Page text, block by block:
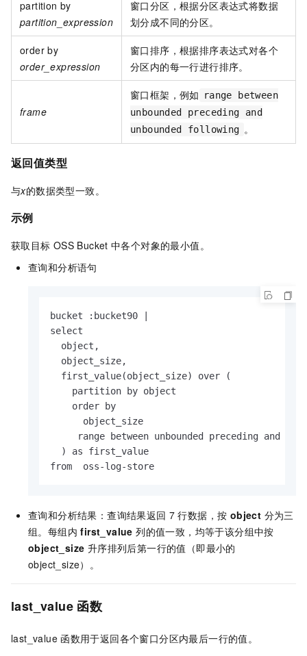
partition by
partition_expression
窗口分区，根据分区表达式将数据
划分成不同的分区。
order by
order_expression
窗口排序，根据排序表达式对各个
分区内的每一行进行排序。
frame
窗口框架，例如
range between
unbounded preceding and
unbounded following 。
返回值类型
与x的数据类型一致。
示例
获取目标 OSS Bucket 中各个对象的最小值。
查询和分析语句
bucket :bucket90 |
select
  object,
  object_size,
  first_value(object_size) over (
    partition by object
    order by
      object_size
range between unbounded preceding and
  ) as first_value
from  oss-log-store
查询和分析结果：查询结果返回 7 行数据，按 object 分为三
组。每组内first_value 列的值一致，均等于该分组中按
object_size 升序排列后第一行的值（即最小的
object_size）。
last_value 函数
last_value 函数用于返回各个窗口分区内最后一行的值。